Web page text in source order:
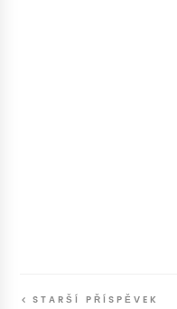
STARŠÍ PŘÍSPĚVEK